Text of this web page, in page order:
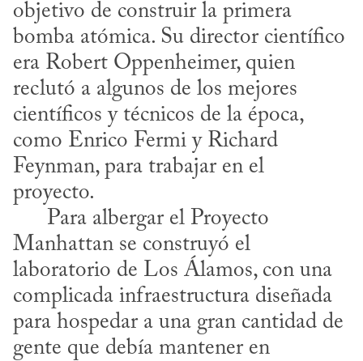
objetivo de construir la primera
bomba atómica. Su director científico
era Robert Oppenheimer, quien
reclutó a algunos de los mejores
científicos y técnicos de la época,
como Enrico Fermi y Richard
Feynman, para trabajar en el
proyecto.
Manhattan se construyó el
laboratorio de Los Álamos, con una
complicada infraestructura diseñada
para hospedar a una gran cantidad de
gente que debía mantener en